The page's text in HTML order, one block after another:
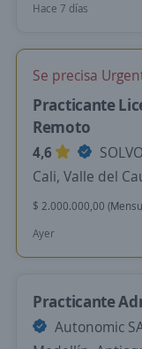
Hace 7 días
Se precisa
Practicante
Remoto
4,6
Cali, Valle del
$ 2.000.000,00
Ayer
Practicante
Autonomic